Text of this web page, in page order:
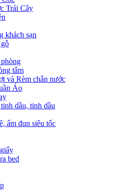
Trái Cây
khách sạn
tắm
và Rèm chắn nước
Áo
dầu, tinh dầu
ấm đun siêu tốc
bed